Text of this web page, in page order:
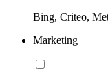
Bing, Criteo,
Marketing